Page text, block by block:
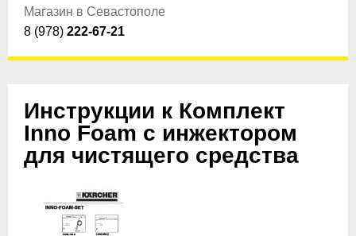
Магазин в Севастополе
8 (978) 222-67-21
Инструкции к Комплект
Inno Foam с инжектором
для чистящего средства